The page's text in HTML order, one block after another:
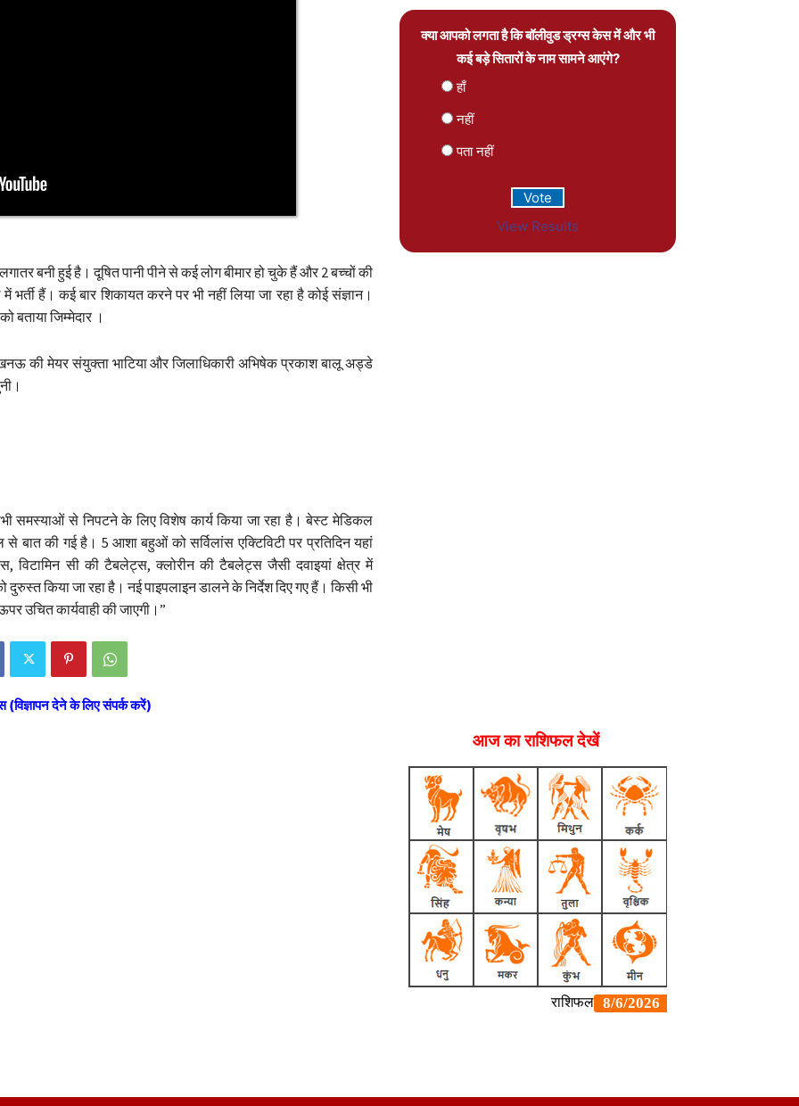
बनी हुई है। दूषित पानी पीने से कई लोग बीमार हो चुके हैं और 2 बच्चों की
हैं। कई बार शिकायत करने पर भी नहीं लिया जा रहा है कोई संज्ञान।
बताया जिम्मेदार ।
की मेयर संयुक्ता भाटिया और जिलाधिकारी अभिषेक प्रकाश बालू अड्डे
समस्याओं से निपटने के लिए विशेष कार्य किया जा रहा है। बेस्ट मेडिकल
बात की गई है। 5 आशा बहुओं को सर्विलांस एक्टिविटी पर प्रतिदिन यहां
सी की टैबलेट्स, क्लोरीन की टैबलेट्स जैसी दवाइयां क्षेत्र में
दुरुस्त किया जा रहा है। नई पाइपलाइन डालने के निर्देश दिए गए हैं। किसी भी
उचित कार्यवाही की जाएगी।”
(विज्ञापन देने के लिए संपर्क करें)
क्या आपको लगता है कि बॉलीवुड ड्रग्स केस में और भी
कई बड़े सितारों के नाम सामने आएंगे?
हाँ
नहीं
पता नहीं
View Results
आज का राशिफल देखें